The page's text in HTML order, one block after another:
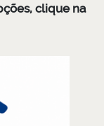
clique na